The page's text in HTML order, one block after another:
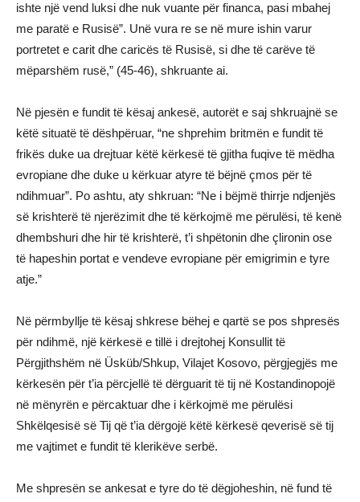
ishte një vend luksi dhe nuk vuante për financa, pasi mbahej
me paratë e Rusisë”. Unë vura re se në mure ishin varur
portretet e carit dhe caricës të Rusisë, si dhe të carëve të
mëparshëm rusë,” (45-46), shkruante ai.
Në pjesën e fundit të kësaj ankesë, autorët e saj shkruajnë se
këtë situatë të dëshpëruar, “ne shprehim britmën e fundit të
frikës duke ua drejtuar këtë kërkesë të gjitha fuqive të mëdha
evropiane dhe duke u kërkuar atyre të bëjnë çmos për të
ndihmuar”. Po ashtu, aty shkruan: “Ne i bëjmë thirrje ndjenjës
së krishterë të njerëzimit dhe të kërkojmë me përulësi, të kenë
dhembshuri dhe hir të krishterë, t’i shpëtonin dhe çlironin ose
të hapeshin portat e vendeve evropiane për emigrimin e tyre
atje.”
Në përmbyllje të kësaj shkrese bëhej e qartë se pos shpresës
për ndihmë, një kërkesë e tillë i drejtohej Konsullit të
Përgjithshëm në Üsküb/Shkup, Vilajet Kosovo, përgjegjës me
kërkesën për t’ia përcjellë të dërguarit të tij në Kostandinopojë
në mënyrën e përcaktuar dhe i kërkojmë me përulësi
Shkëlqesisë së Tij që t’ia dërgojë këtë kërkesë qeverisë së tij
me vajtimet e fundit të klerikëve serbë.
Me shpresën se ankesat e tyre do të dëgjoheshin, në fund të